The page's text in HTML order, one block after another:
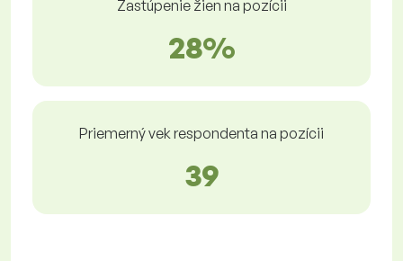
Zastúpenie žien na pozícii
28%
Priemerný vek respondenta na pozícii
39